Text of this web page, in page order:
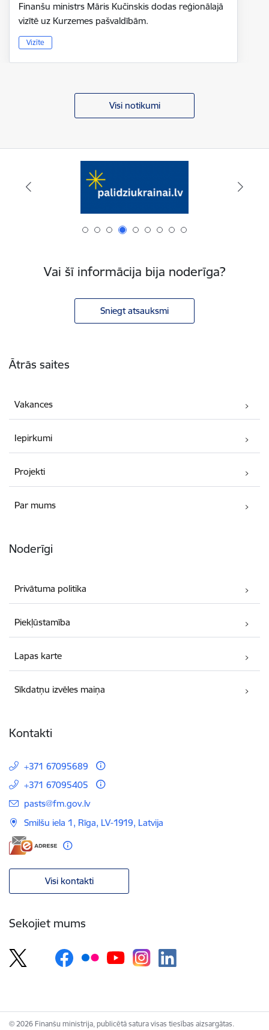
Finanšu ministrs Māris Kučinskis dodas reģionālajā
vizītē uz Kurzemes pašvaldībām.
Vizīte
Visi notikumi
Vai šī informācija bija noderīga?
Sniegt atsauksmi
Ātrās saites
Vakances
Iepirkumi
Projekti
Par mums
Noderīgi
Privātuma politika
Piekļūstamība
Lapas karte
Sīkdatņu izvēles maiņa
Kontakti
+371 67095689
+371 67095405
E-pasts:
pasts@fm.gov.lv
Smilšu iela 1, Rīga, LV-1919, Latvija
Visi kontakti
Sekojiet mums
© 2026 Finanšu ministrija, publicētā satura visas tiesības aizsargātas.